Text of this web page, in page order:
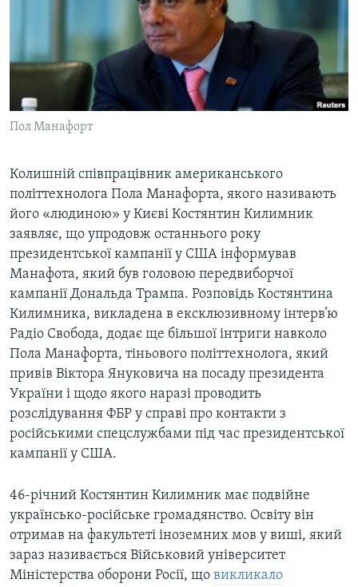
ЕКОНОМІКА
ІСТОРІЇ УСПІХУ УКРАЇНЦІВ
ТЕЛЕПРОГРАМИ
ЧАС-TIME
БРИФІНГ ГОЛОСУ АМЕРИКИ
СТУДІЯ ВАШИНГТОН
ПРАЙМ-ТАЙМ
ENGLISH
Learning English
Мови
Пол Манафорт
Колишній співпрацівник американського
політтехнолога Пола Манафорта, якого називають
його «людиною» у Києві Костянтин Килимник
заявляє, що упродовж останнього року
президентської кампанії у США інформував
Манафота, який був головою передвиборчої
кампанії Дональда Трампа. Розповідь Костянтина
Килимника, викладена в ексклюзивному інтерв’ю
Радіо Свобода, додає ще більшої інтриги навколо
Пола Манафорта, тіньового політтехнолога, який
привів Віктора Януковича на посаду президента
України і щодо якого наразі проводить
розслідування ФБР у справі про контакти з
російськими спецслужбами під час президентської
кампанії у США.
46-річний Костянтин Килимник має подвійне
українсько-російське громадянство. Освіту він
отримав на факультеті іноземних мов у виші, який
зараз називається Військовий університет
Міністерства оборони Росії, що викликало